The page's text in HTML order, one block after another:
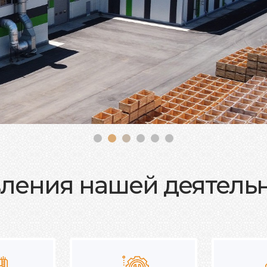
нашей